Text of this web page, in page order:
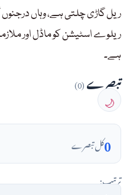
ریل گاڑی چلتی ہے، وہاں درجنوں
ریلوے اسٹیشن کو ماڈل اور
ہے۔
تبصرے(0)
🌙
0کل تبصرے
ترتیب: